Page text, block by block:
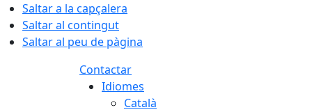
Saltar a la capçalera
Saltar al contingut
Saltar al peu de pàgina
Contactar
Idiomes
Català